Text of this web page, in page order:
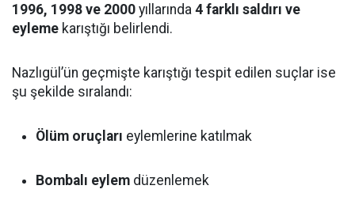
1996, 1998 ve 2000 yıllarında 4 farklı saldırı ve
eyleme karıştığı belirlendi.
Nazlıgül’ün geçmişte karıştığı tespit edilen suçlar ise
şu şekilde sıralandı:
Ölüm oruçları eylemlerine katılmak
Bombalı eylem düzenlemek